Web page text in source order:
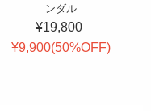
ンダル
¥19,800
¥9,900(50%OFF)